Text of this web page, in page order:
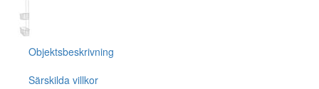
Objektsbeskrivning
Särskilda villkor